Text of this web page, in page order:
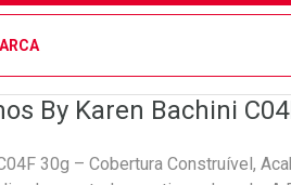
By Karen Bachini
30g – Cobertura Construível,